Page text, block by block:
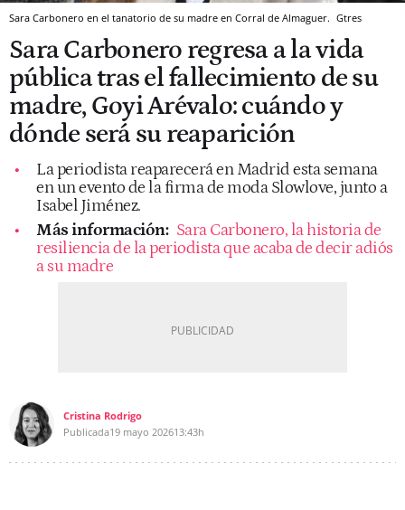
Sara Carbonero en el tanatorio de su madre en Corral de Almaguer. Gtres
Sara Carbonero regresa a la vida
pública tras el fallecimiento de su
madre, Goyi Arévalo: cuándo y
dónde será su reaparición
La periodista reaparecerá en Madrid esta semana
en un evento de la firma de moda Slowlove, junto a
Isabel Jiménez.
Más información: Sara Carbonero, la historia de
resiliencia de la periodista que acaba de decir adiós
a su madre
Cristina Rodrigo
Publicada19 mayo 202613:43h